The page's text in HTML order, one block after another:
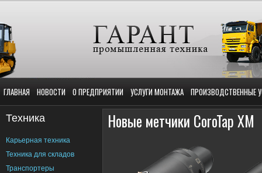
ГЛАВНАЯ НОВОСТИ О ПРЕДПРИЯТИИ УСЛУГИ МОНТАЖА ПРОИЗВОДСТВЕННЫЕ
Техника
Карьерная техника
Техника для складов
Транспортеры
Новые метчики CoroTap XM